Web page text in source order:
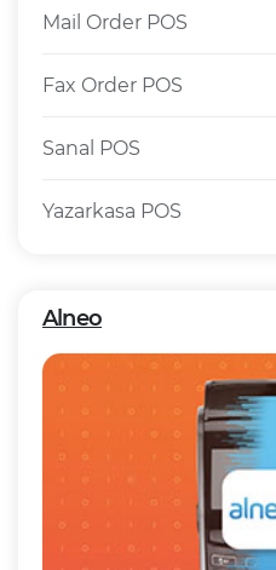
Mail Order POS
Fax Order POS
Sanal POS
Yazarkasa POS
Alneo